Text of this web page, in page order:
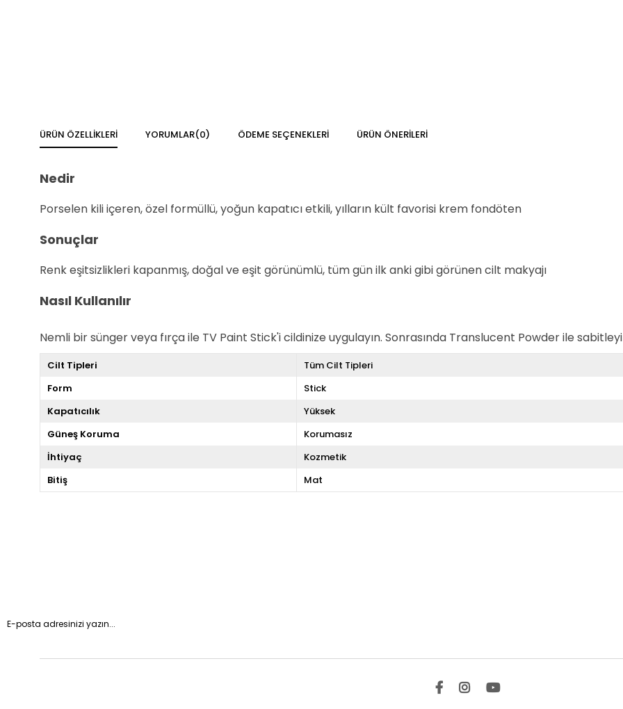
ÜRÜN ÖZELLIKLERI YORUMLAR(0) ÖDEME SEÇENEKLERI ÜRÜN ÖNERILERI
Nedir
Porselen kili içeren, özel formüllü, yoğun kapatıcı etkili, yılların kült favorisi krem fondöten
Sonuçlar
Renk eşitsizlikleri kapanmış, doğal ve eşit görünümlü, tüm gün ilk anki gibi görünen cilt makyajı
Nasıl Kullanılır
Nemli bir sünger veya fırça ile TV Paint Stick'i cildinize uygulayın. Sonrasında Translucent Powder ile
Cilt Tipleri
Tüm Cilt Tipleri
Form
Stick
Kapatıcılık
Yüksek
Güneş Koruma
Korumasız
İhtiyaç
Kozmetik
Bitiş
Mat